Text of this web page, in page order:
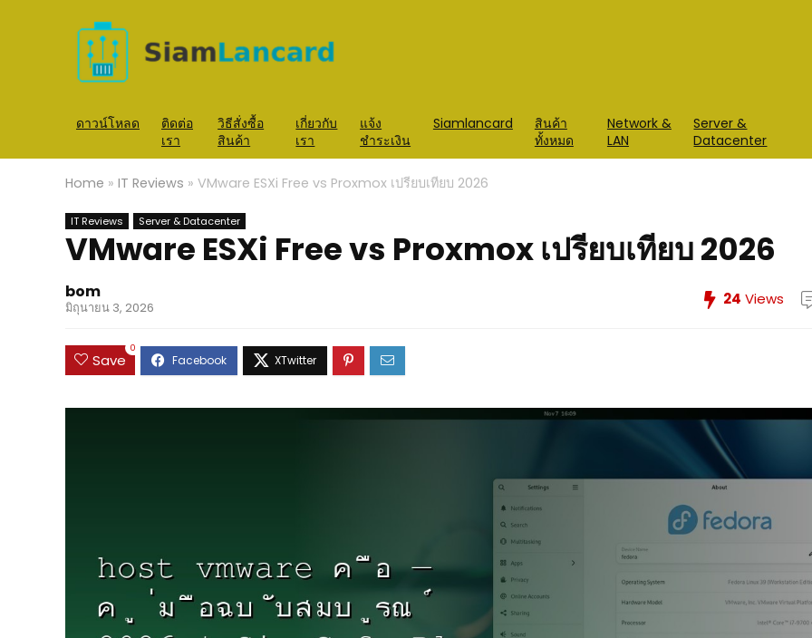
ดาวน์โหลด
ติดต่อ
เรา
วิธีสั่งซื้อ
สินค้า
เกี่ยวกับ
เรา
แจ้ง
ชำระเงิน
Siamlancard
สินค้า
ทั้งหมด
Network &
LAN
Server &
Datacenter
Home » IT Reviews » VMware ESXi Free vs Proxmox เปรียบเทียบ 2026
IT Reviews Server & Datacenter
VMware ESXi Free vs Proxmox เปรียบเทียบ 2026
bom
มิถุนายน 3, 2026 24 Views
Save
0